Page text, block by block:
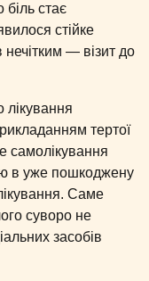
стає
стійке
нечітким — візит до
лікування
тертої
самолікування
в уже пошкоджену
Саме
суворо не
засобів